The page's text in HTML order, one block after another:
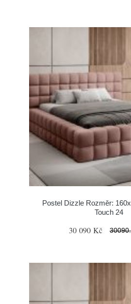
Postel Dizzle Rozměr:
Touch 24
30 090 Kč